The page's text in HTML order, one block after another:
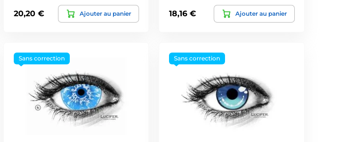
20,20 € Ajouter au panier 18,16 € Ajouter au panier
Sans correction Sans correction